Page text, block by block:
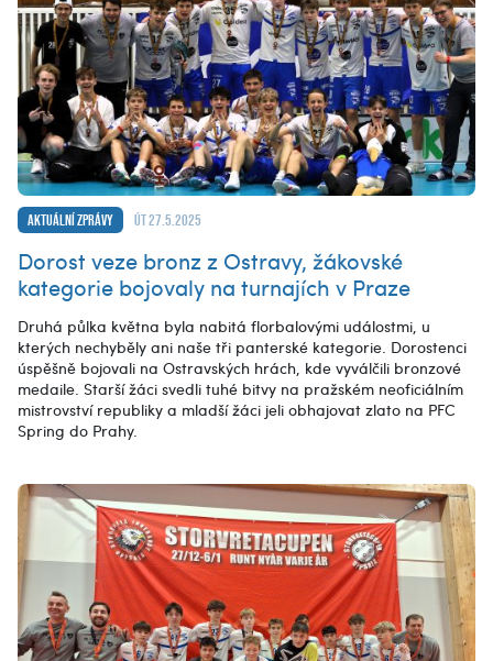
Aktuální zprávy út 27.5.2025
Dorost veze bronz z Ostravy, žákovské
kategorie bojovaly na turnajích v Praze
Druhá půlka května byla nabitá florbalovými událostmi, u
kterých nechyběly ani naše tři panterské kategorie. Dorostenci
úspěšně bojovali na Ostravských hrách, kde vyválčili bronzové
medaile. Starší žáci svedli tuhé bitvy na pražském neoficiálním
mistrovství republiky a mladší žáci jeli obhajovat zlato na PFC
Spring do Prahy.